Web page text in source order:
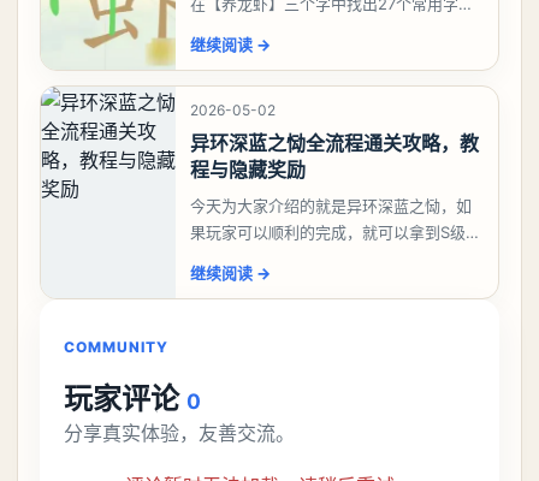
大、夫、夰、巾、中、虫、下、虾、卜、
囗、吓、卟、
继续阅读 →
2026-05-02
异环深蓝之恸全流程通关攻略，教
程与隐藏奖励
今天为大家介绍的就是异环深蓝之恸，如
果玩家可以顺利的完成，就可以拿到S级弧
比较高的，对于那些新手玩家并不建议直
继续阅读 →
COMMUNITY
玩家评论 0
分享真实体验，友善交流。